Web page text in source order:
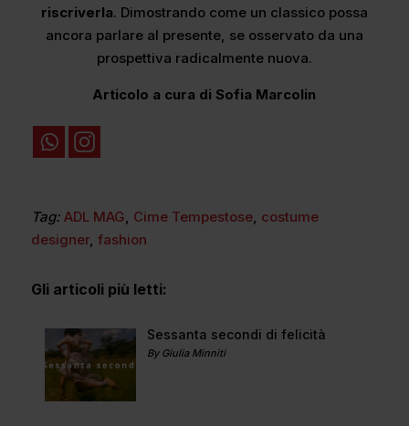
riscriverla. Dimostrando come un classico possa
ancora parlare al presente, se osservato da una
prospettiva radicalmente nuova.
Articolo a cura di Sofia Marcolin
Tag: ADL MAG, Cime Tempestose, costume
designer, fashion
Gli articoli più letti:
Sessanta secondi di felicità
By Giulia Minniti